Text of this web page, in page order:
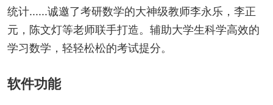
统计......诚邀了考研数学的大神级教师李永乐，李正
元，陈文灯等老师联手打造。辅助大学生科学高效的
学习数学，轻轻松松的考试提分。
软件功能